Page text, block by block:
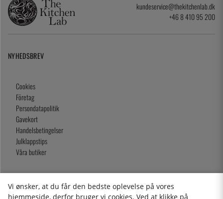
kundeservice@thekitchenlab.dk
+46 8 410 95 200
NYHEDSBREV
Cookies
Företag
Persondatapolitik
Gavekort
Handelsbetingelser
Julklappstips
Våra butiker
2026 KitchenLab AB
Vi ønsker, at du får den bedste oplevelse på vores
hjemmeside, derfor bruger vi cookies. Ved at klikke på